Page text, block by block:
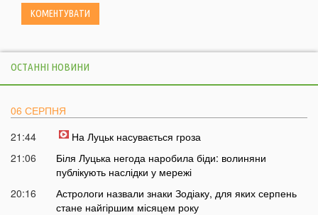
ОСТАННІ НОВИНИ
06 СЕРПНЯ
21:44
На Луцьк насувається гроза
21:06
Біля Луцька негода наробила біди: волиняни
публікують наслідки у мережі
20:16
Астрологи назвали знаки Зодіаку, для яких серпень
стане найгіршим місяцем року